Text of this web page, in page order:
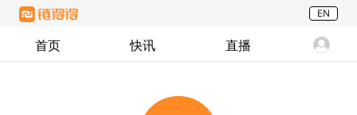
EN
首页 快讯 直播